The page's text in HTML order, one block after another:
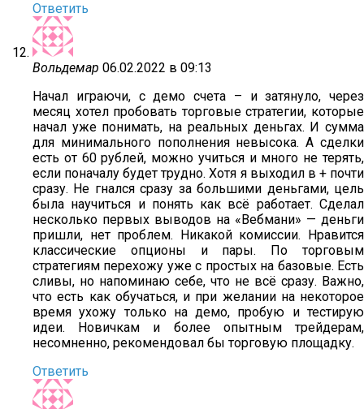
Ответить
Вольдемар 06.02.2022 в 09:13
Начал играючи, с демо счета – и затянуло, через
месяц хотел пробовать торговые стратегии, которые
начал уже понимать, на реальных деньгах. И сумма
для минимального пополнения невысока. А сделки
есть от 60 рублей, можно учиться и много не терять,
если поначалу будет трудно. Хотя я выходил в + почти
сразу. Не гнался сразу за большими деньгами, цель
была научиться и понять как всё работает. Сделал
несколько первых выводов на «Вебмани» — деньги
пришли, нет проблем. Никакой комиссии. Нравится
классические опционы и пары. По торговым
стратегиям перехожу уже с простых на базовые. Есть
сливы, но напоминаю себе, что не всё сразу. Важно,
что есть как обучаться, и при желании на некоторое
время ухожу только на демо, пробую и тестирую
идеи. Новичкам и более опытным трейдерам,
несомненно, рекомендовал бы торговую площадку.
Ответить